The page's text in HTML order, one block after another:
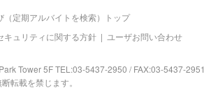
定期アルバイトを検索）トップ
キュリティに関する方針 | ユーザお問い合わせ
Tower 5F TEL:03-5437-2950 / FAX:03-5437-2951
転載を禁じます。